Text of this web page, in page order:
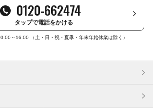
0120-662474
タップで電話をかける
～16:00 （土・日・祝・夏季・年末年始休業は除く）